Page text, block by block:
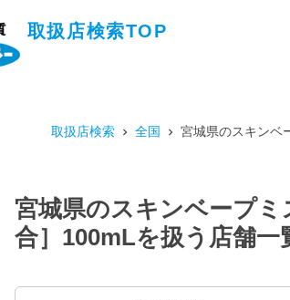
取扱店検索TOP
取扱店検索 全国 宮城県のスキンベ
宮城県のスキンベープ
合］100mLを扱う店舗一